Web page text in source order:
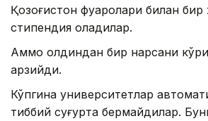
Қозоғистон фуқаролари билан бир
стипендия оладилар.
Аммо олдиндан бир нарсани
арзийди.
Кўпгина университетлар
тиббий суғурта бермайдилар.